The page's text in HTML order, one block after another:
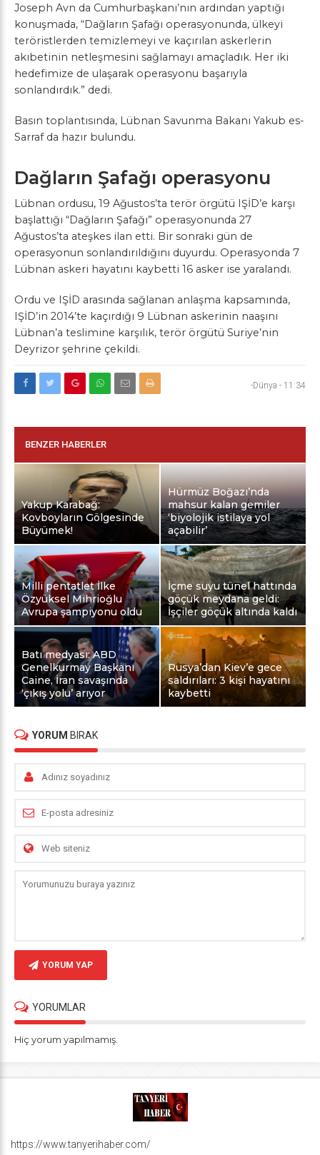
Joseph Avn da Cumhurbaşkanı’nın ardından yaptığı
konuşmada, “Dağların Şafağı operasyonunda, ülkeyi
teröristlerden temizlemeyi ve kaçırılan askerlerin
akıbetinin netleşmesini sağlamayı amaçladık. Her iki
hedefimize de ulaşarak operasyonu başarıyla
sonlandırdık.” dedi.
Basın toplantısında, Lübnan Savunma Bakanı Yakub es-
Sarraf da hazır bulundu.
Dağların Şafağı operasyonu
Lübnan ordusu, 19 Ağustos’ta terör örgütü IŞİD’e karşı
başlattığı “Dağların Şafağı” operasyonunda 27
Ağustos’ta ateşkes ilan etti. Bir sonraki gün de
operasyonun sonlandırıldığını duyurdu. Operasyonda 7
Lübnan askeri hayatını kaybetti 16 asker ise yaralandı.
Ordu ve IŞİD arasında sağlanan anlaşma kapsamında,
IŞİD’in 2014’te kaçırdığı 9 Lübnan askerinin naaşını
Lübnan’a teslimine karşılık, terör örgütü Suriye’nin
Deyrizor şehrine çekildi.
-Dünya - 11:34
BENZER HABERLER
Yakup Karabağ:
Kovboyların Gölgesinde
Büyümek!
Hürmüz Boğazı’nda
mahsur kalan gemiler
‘biyolojik istilaya yol
açabilir’
Milli pentatlet İlke
Özyüksel Mihrioğlu
Avrupa şampiyonu oldu
İçme suyu tünel hattında
göçük meydana geldi:
İşçiler göçük altında kaldı
Batı medyası: ABD
Genelkurmay Başkanı
Caine, İran savaşında
‘çıkış yolu’ arıyor
Rusya’dan Kiev’e gece
saldırıları: 3 kişi hayatını
kaybetti
YORUM BIRAK
YORUM YAP
YORUMLAR
Hiç yorum yapılmamış.
https://www.tanyerihaber.com/